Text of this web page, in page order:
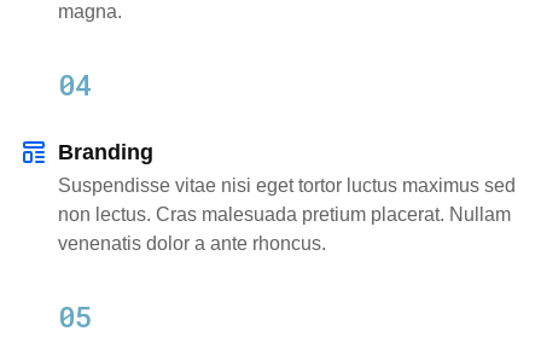
magna.
04
Branding
Suspendisse vitae nisi eget tortor luctus maximus sed
non lectus. Cras malesuada pretium placerat. Nullam
venenatis dolor a ante rhoncus.
05